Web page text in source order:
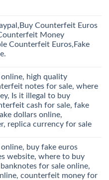
Counterfeit Euros
Money
Counterfeit Euros,Fake
high quality
notes for sale, where
Is it illegal to buy
cash for sale, fake
dollars online,
replica currency for sale
buy fake euros
website, where to buy
for sale online,
counterfeit money for